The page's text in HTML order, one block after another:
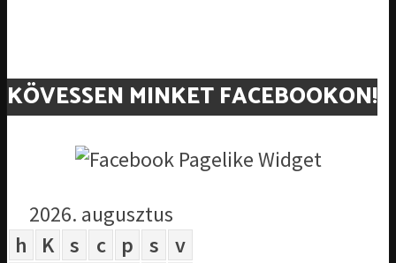
KÖVESSEN MINKET FACEBOOKON!
2026. augusztus
h
K s c p s
v